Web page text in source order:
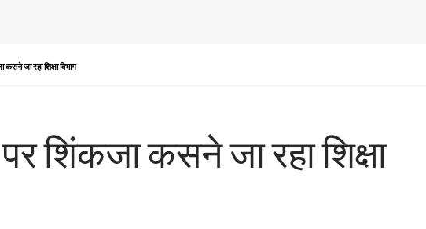
कसने जा रहा शिक्षा विभाग
शिंकजा कसने जा रहा शिक्षा